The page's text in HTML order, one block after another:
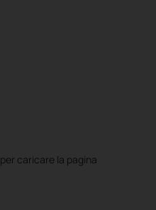
per caricare la pagina